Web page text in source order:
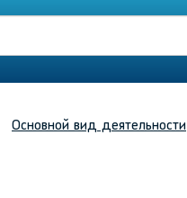
Основной вид деятельности